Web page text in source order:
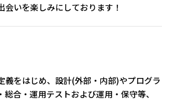
会いを楽しみにしております！
義をはじめ、設計(外部・内部)やプログラ
総合・運用テストおよび運用・保守等、